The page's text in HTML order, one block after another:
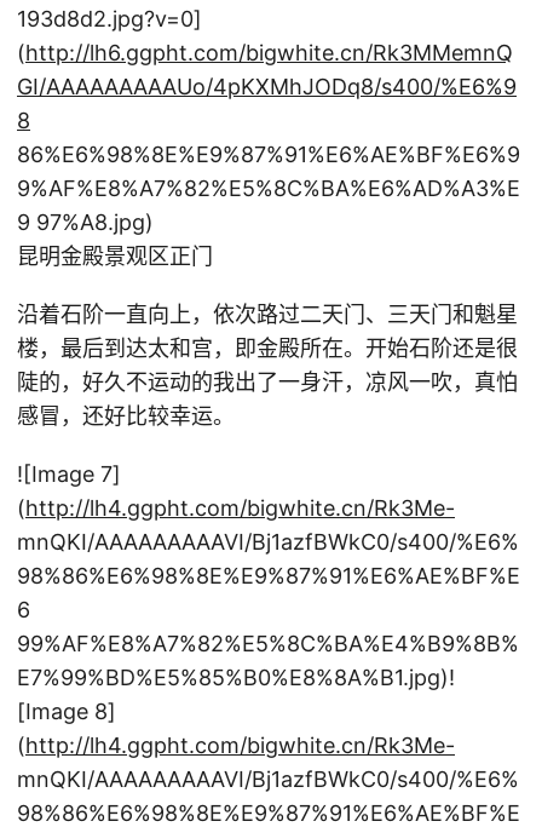
193d8d2.jpg?v=0]
(http://lh6.ggpht.com/bigwhite.cn/Rk3MMemnQ
GI/AAAAAAAAAUo/4pKXMhJODq8/s400/%E6%9
8
86%E6%98%8E%E9%87%91%E6%AE%BF%E6%9
9%AF%E8%A7%82%E5%8C%BA%E6%AD%A3%E
9 97%A8.jpg)
昆明金殿景观区正门
沿着石阶一直向上，依次路过二天门、三天门和魁星
楼，最后到达太和宫，即金殿所在。开始石阶还是很
陡的，好久不运动的我出了一身汗，凉风一吹，真怕
感冒，还好比较幸运。
![Image 7]
(http://lh4.ggpht.com/bigwhite.cn/Rk3Me-
mnQKI/AAAAAAAAAVI/Bj1azfBWkC0/s400/%E6%
98%86%E6%98%8E%E9%87%91%E6%AE%BF%E
6
99%AF%E8%A7%82%E5%8C%BA%E4%B9%8B%
E7%99%BD%E5%85%B0%E8%8A%B1.jpg)!
[Image 8]
(http://lh4.ggpht.com/bigwhite.cn/Rk3Me-
mnQKI/AAAAAAAAAVI/Bj1azfBWkC0/s400/%E6%
98%86%E6%98%8E%E9%87%91%E6%AE%BF%E